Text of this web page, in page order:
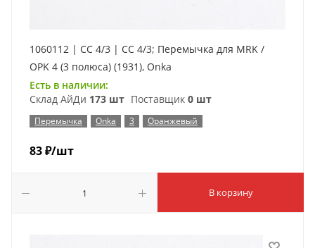
1060112 | CC 4/3 | CC 4/3; Перемычка для MRK /
OPK 4 (3 полюса) (1931), Onka
Есть в наличии:
Склад АйДи 173 шт Поставщик 0 шт
Перемычка Onka 3 Оранжевый
83₽/шт
В корзину